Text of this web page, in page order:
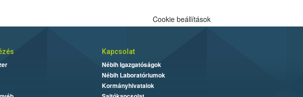
Cookie beállítások
Kapcsolat
Nébih Igazgatóságok
Nébih Laboratóriumok
Kormányhivatalok